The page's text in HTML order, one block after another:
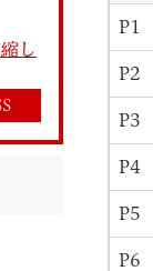
文
P1
P2
P3
P4
P5
P6
し